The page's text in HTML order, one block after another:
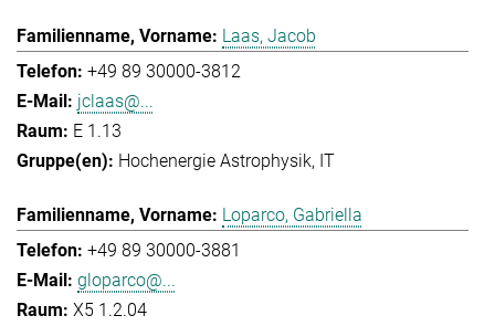
Laas, Jacob
+49 89 30000-3812
jclaas@...
E 1.13
Hochenergie Astrophysik IT
Loparco, Gabriella
+49 89 30000-3881
gloparco@...
X5 1.2.04